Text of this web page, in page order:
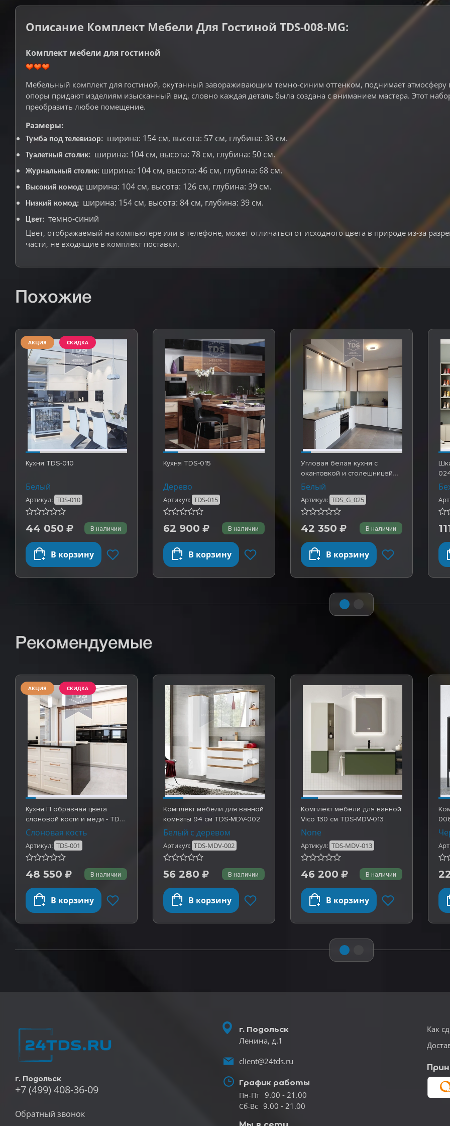
Описание Комплект Мебели Для Гостиной TDS-008-MG:
Комплект мебели для гостиной
Мебельный комплект для гостиной, окутанный завораживающим темно-синим оттенком, поднимает атмосферу
опоры придают изделиям изысканный вид, словно каждая деталь была создана с вниманием мастера. Этот
преобразить любое помещение.
Размеры:
Тумба под телевизор: ширина: 154 см, высота: 57 см, глубина: 39 см.
Туалетный столик: ширина: 104 см, высота: 78 см, глубина: 50 см.
Журнальный столик: ширина: 104 см, высота: 46 см, глубина: 68 см.
Высокий комод: ширина: 104 см, высота: 126 см, глубина: 39 см.
Низкий комод: ширина: 154 см, высота: 84 см, глубина: 39 см.
Цвет: темно-синий
Цвет, отображаемый на компьютере или в телефоне, может отличаться от исходного цвета в природе из-за
части, не входящие в комплект поставки.
Похожие
АКЦИЯ СКИДКА
Кухня TDS-010
Белый
Артикул: TDS-010
44 050 В наличии
В корзину
Кухня TDS-015
Дерево
Артикул: TDS-015
62 900 В наличии
В корзину
Угловая белая кухня с
окантовкой и столешницей
серого цвета. Гот…
Белый
Артикул: TDS_G_025
42 350 В наличии
В корзину
Рекомендуемые
АКЦИЯ СКИДКА
Кухня П образная цвета
слоновой кости и меди - TDS-
001
Слоновая кость
Артикул: TDS-001
48 550 В наличии
В корзину
Комплект мебели для ванной
комнаты 94 см TDS-MDV-002
Белый с деревом
Артикул: TDS-MDV-002
56 280 В наличии
В корзину
Комплект мебели для ванной
Vico 130 см TDS-MDV-013
None
Артикул: TDS-MDV-013
46 200 В наличии
В корзину
г. Подольск
+7 (499) 408-36-09
Обратный звонок
г. Подольск
Ленина, д.1
client@24tds.ru
График работы
Пн-Пт 9.00 - 21.00
Сб-Вс 9.00 - 21.00
Как